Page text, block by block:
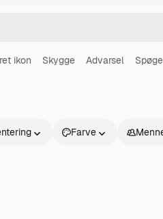
ikon Skygge Advarsel
Farve